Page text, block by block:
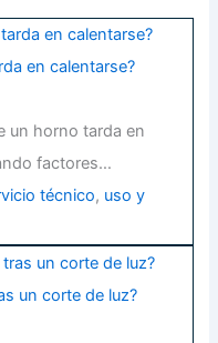
en calentarse?
un horno tarda en
factores…
técnico, uso y
un corte de luz?